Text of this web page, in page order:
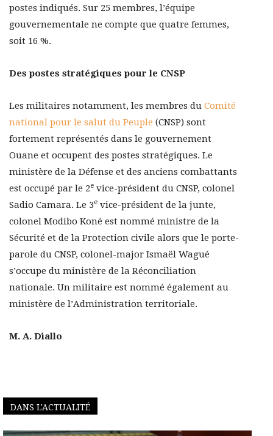
postes indiqués. Sur 25 membres, l’équipe
gouvernementale ne compte que quatre femmes,
soit 16 %.
Des postes stratégiques pour le CNSP
Les militaires notamment, les membres du Comité
national pour le salut du Peuple (CNSP) sont
fortement représentés dans le gouvernement
Ouane et occupent des postes stratégiques. Le
ministère de la Défense et des anciens combattants
est occupé par le 2e vice-président du CNSP, colonel
Sadio Camara. Le 3e vice-président de la junte,
colonel Modibo Koné est nommé ministre de la
Sécurité et de la Protection civile alors que le porte-
parole du CNSP, colonel-major Ismaël Wagué
s’occupe du ministère de la Réconciliation
nationale. Un militaire est nommé également au
ministère de l’Administration territoriale.
M. A. Diallo
DANS L'ACTUALITÉ